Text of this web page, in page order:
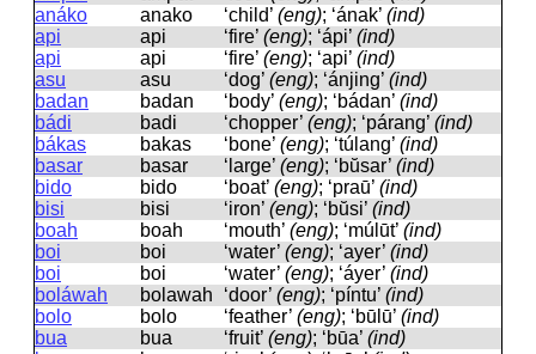
anáko
anako ‘child’ (eng); ‘ának’ (ind)
api
api ‘fire’ (eng); ‘ápi’ (ind)
api
api ‘fire’ (eng); ‘api’ (ind)
asu
asu ‘dog’ (eng); ‘ánjing’ (ind)
badan
badan ‘body’ (eng); ‘bádan’ (ind)
bádi
badi ‘chopper’ (eng); ‘párang’ (ind)
bákas
bakas ‘bone’ (eng); ‘túlang’ (ind)
basar
basar ‘large’ (eng); ‘bŭsar’ (ind)
bido
bido ‘boat’ (eng); ‘praū’ (ind)
bisi
bisi ‘iron’ (eng); ‘bŭsi’ (ind)
boah
boah ‘mouth’ (eng); ‘múlūt’ (ind)
boi
boi ‘water’ (eng); ‘ayer’ (ind)
boi
boi ‘water’ (eng); ‘áyer’ (ind)
boláwah
bolawah ‘door’ (eng); ‘píntu’ (ind)
bolo
bolo ‘feather’ (eng); ‘būlū’ (ind)
bua
bua ‘fruit’ (eng); ‘būa’ (ind)